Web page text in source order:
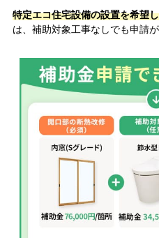
特定エコ住宅設備の設置を希望
は、補助対象工事なしでも申請が